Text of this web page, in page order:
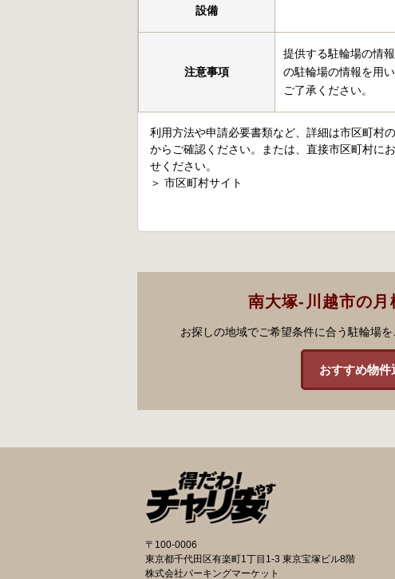
設備
注意事項
提供する駐輪場の情
の駐輪場の情報を用
ご了承ください。
利用方法や申請必要書類など、詳細は市区町村
からご確認ください。または、直接市区町村に
せください。
＞ 市区町村サイト
南大塚-川越市の月
お探しの地域でご希望条件に合う駐輪場
おすすめ物件
〒100-0006
東京都千代田区有楽町1丁目1-3 東京宝塚ビル8階
株式会社パーキングマーケット